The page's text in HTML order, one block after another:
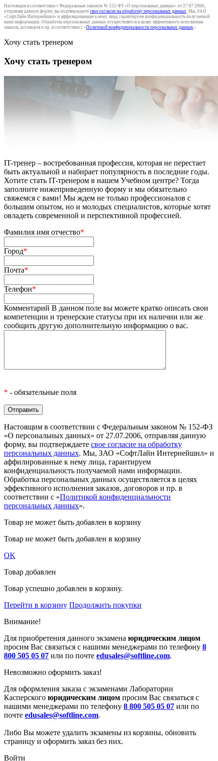
Настоящим в соответствии с Федеральным законом № 152-ФЗ «О персональных данных» от 27.07.2006,
отправляя данную форму, вы подтверждаете свое согласие на обработку персональных данных. Мы, ЗАО
«СофтЛайн Интернейшнл» и аффилированные к нему лица, гарантируем конфиденциальность получаемой
нами информации. Обработка персональных данных осуществляется в целях эффективного исполнения
заказов, договоров и пр. в соответствии с «Политикой конфиденциальности персональных данных».
Хочу стать тренером
Хочу стать тренером
IT-тренер – востребованная профессия, которая не перестает
быть актуальной и набирает популярность в последние годы.
Хотите стать IT-тренером в нашем Учебном центре? Тогда
заполните нижеприведенную форму и мы обязательно
свяжемся с вами! Мы ждем не только профессионалов с
большим опытом, но и молодых специалистов, которые хотят
овладеть современной и перспективной профессией.
Фамилия имя отчество*
Город*
Почта*
Телефон*
Комментарий В данном поле вы можете кратко описать свои
компетенции и тренерские статусы при их наличии или же
сообщить другую дополнительную информацию о вас.
* - обязательные поля
Настоящим в соответствии с Федеральным законом № 152-ФЗ
«О персональных данных» от 27.07.2006, отправляя данную
форму, вы подтверждаете свое согласие на обработку
персональных данных. Мы, ЗАО «СофтЛайн Интернейшнл» и
аффилированные к нему лица, гарантируем
конфиденциальность получаемой нами информации.
Обработка персональных данных осуществляется в целях
эффективного исполнения заказов, договоров и пр. в
соответствии с «Политикой конфиденциальности
персональных данных».
Товар не может быть добавлен в корзину
Товар не может быть добавлен в корзину
OK
Товар добавлен
Товар успешно добавлен в корзину.
Перейти в корзину Продолжить покупки
Внимание!
Для приобретения данного экзамена юридическим лицом
просим Вас связаться с нашими менеджерами по телефону 8
800 505 05 07 или по почте edusales@softline.com.
Невозможно оформить заказ!
Для оформления заказа с экзаменами Лаборатории
Касперского юридическим лицом просим Вас связаться с
нашими менеджерами по телефону 8 800 505 05 07 или по
почте edusales@softline.com.
Либо Вы можете удалить экзамены из корзины, обновить
страницу и оформить заказ без них.
Войти